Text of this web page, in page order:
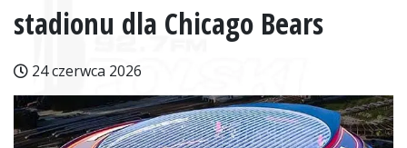
stadionu dla Chicago Bears
24 czerwca 2026